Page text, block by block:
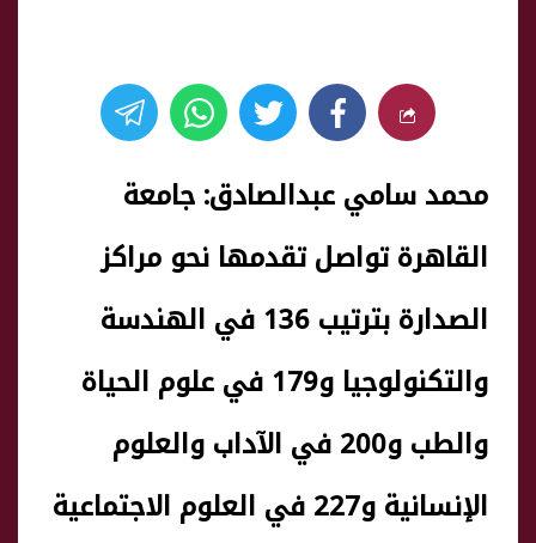
محمد سامي عبدالصادق: جامعة
القاهرة تواصل تقدمها نحو مراكز
الصدارة بترتيب 136 في الهندسة
والتكنولوجيا و179 في علوم الحياة
والطب و200 في الآداب والعلوم
الإنسانية و227 في العلوم الاجتماعية